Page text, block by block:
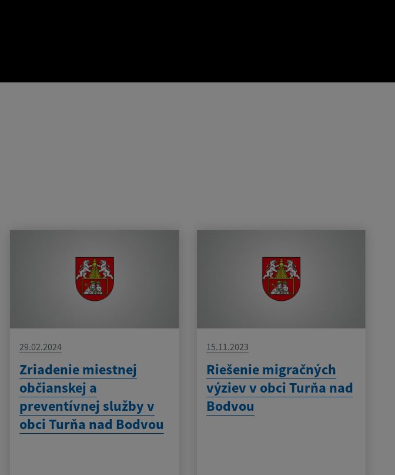
29.02.2024
Zriadenie miestnej
občianskej a
preventívnej služby v
obci Turňa nad Bodvou
15.11.2023
Riešenie migračných
výziev v obci Turňa nad
Bodvou